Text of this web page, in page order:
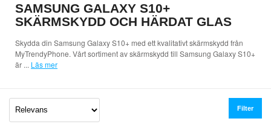
SAMSUNG GALAXY S10+
SKÄRMSKYDD OCH HÄRDAT GLAS
Skydda din Samsung Galaxy S10+ med ett kvalitativt skärmskydd från
MyTrendyPhone. Vårt sortiment av skärmskydd till Samsung Galaxy S10+
är ... Läs mer
Filter